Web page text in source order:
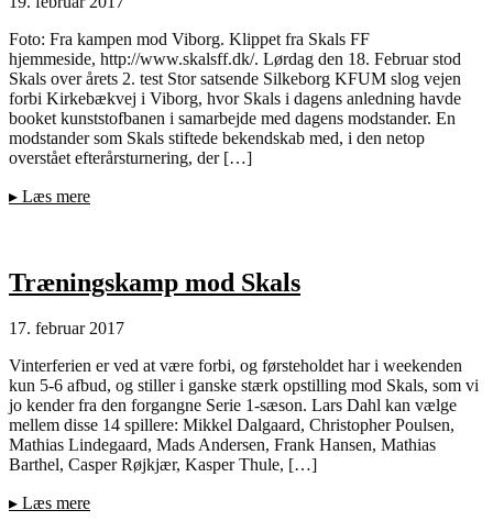
Foto: Fra kampen mod Viborg. Klippet fra Skals FF
hjemmeside, http://www.skalsff.dk/. Lørdag den 18. Februar stod
Skals over årets 2. test Stor satsende Silkeborg KFUM slog vejen
forbi Kirkebækvej i Viborg, hvor Skals i dagens anledning havde
booket kunststofbanen i samarbejde med dagens modstander. En
modstander som Skals stiftede bekendskab med, i den netop
overstået efterårsturnering, der […]
▸ Læs mere
Træningskamp mod Skals
17. februar 2017
Vinterferien er ved at være forbi, og førsteholdet har i weekenden
kun 5-6 afbud, og stiller i ganske stærk opstilling mod Skals, som vi
jo kender fra den forgangne Serie 1-sæson. Lars Dahl kan vælge
mellem disse 14 spillere: Mikkel Dalgaard, Christopher Poulsen,
Mathias Lindegaard, Mads Andersen, Frank Hansen, Mathias
Barthel, Casper Røjkjær, Kasper Thule, […]
▸ Læs mere